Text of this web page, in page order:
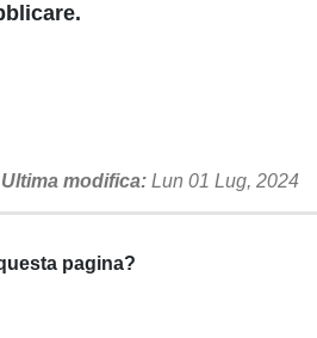
Ultima modifica Lun 01 Lug, 2024
pagina?